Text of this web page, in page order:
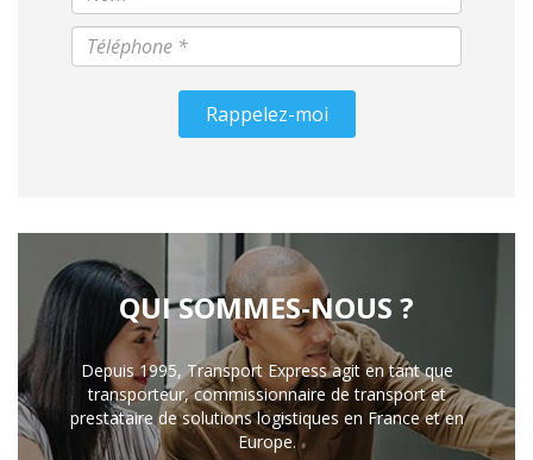
Rappelez-moi
QUI SOMMES-NOUS ?
Depuis 1995, Transport Express agit en tant que
transporteur, commissionnaire de transport et
prestataire de solutions logistiques en France et en
Europe.